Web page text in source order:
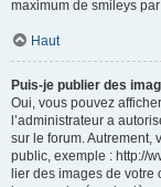
maximum de smileys
Haut
Puis-je publier des
Oui, vous pouvez
l’administrateur a
sur le forum. Autrement,
public, exemple : http://
lier des images de votre